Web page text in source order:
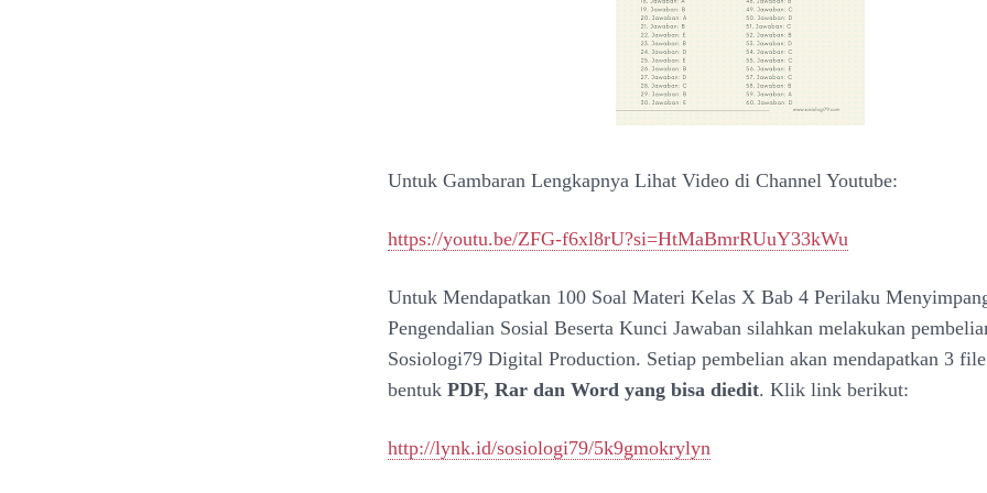
Untuk Gambaran Lengkapnya Lihat Video di Channel Youtube:
https://youtu.be/ZFG-f6xl8rU?si=HtMaBmrRUuY33kWu
Untuk Mendapatkan 100 Soal Materi Kelas X Bab 4 Perilaku
Pengendalian Sosial Beserta Kunci Jawaban silahkan melakukan
Sosiologi79 Digital Production. Setiap pembelian akan mendapatkan 3
bentuk PDF, Rar dan Word yang bisa diedit. Klik link berikut:
http://lynk.id/sosiologi79/5k9gmokrylyn